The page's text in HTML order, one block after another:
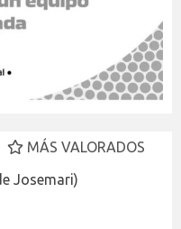
MÁS VALORADOS
Josemari)